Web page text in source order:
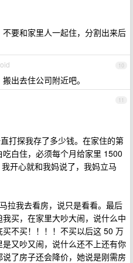
要和家里人一起住，分割出来后
10
出去住公司附近吧。
11
打探我存了多少钱。在家住的第
白住，必须每个月给家里 1500
开心就和我妈说了，我妈立马
拉我去看房，说只是看看。最后
买，在家里大吵大闹，说什么中
不买！！！！不买以后这 50 万
又吵又闹，说什么还不上还有你
了房子还会降价，她说是刚需房